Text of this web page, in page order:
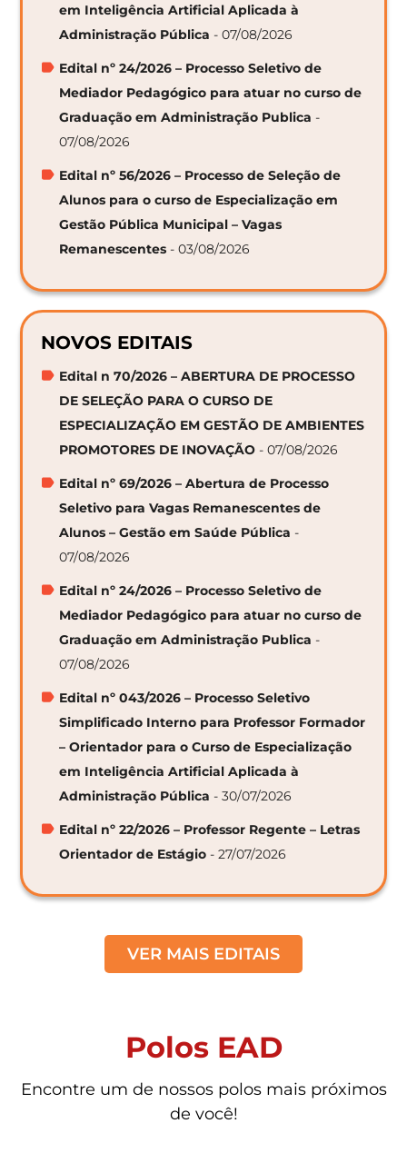
em Inteligência Artificial Aplicada à
Administração Pública - 07/08/2026
Edital nº 24/2026 – Processo Seletivo de
Mediador Pedagógico para atuar no curso de
Graduação em Administração Publica -
07/08/2026
Edital nº 56/2026 – Processo de Seleção de
Alunos para o curso de Especialização em
Gestão Pública Municipal – Vagas
Remanescentes - 03/08/2026
NOVOS EDITAIS
Edital n 70/2026 – ABERTURA DE PROCESSO
DE SELEÇÃO PARA O CURSO DE
ESPECIALIZAÇÃO EM GESTÃO DE AMBIENTES
PROMOTORES DE INOVAÇÃO - 07/08/2026
Edital nº 69/2026 – Abertura de Processo
Seletivo para Vagas Remanescentes de
Alunos – Gestão em Saúde Pública -
07/08/2026
Edital nº 24/2026 – Processo Seletivo de
Mediador Pedagógico para atuar no curso de
Graduação em Administração Publica -
07/08/2026
Edital nº 043/2026 – Processo Seletivo
Simplificado Interno para Professor Formador
– Orientador para o Curso de Especialização
em Inteligência Artificial Aplicada à
Administração Pública - 30/07/2026
Edital nº 22/2026 – Professor Regente – Letras
Orientador de Estágio - 27/07/2026
VER MAIS EDITAIS
Polos EAD
Encontre um de nossos polos mais próximos
de você!